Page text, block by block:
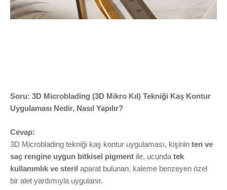
Soru: 3D Microblading (3D Mikro Kıl) Tekniği Kaş Kontur
Uygulaması Nedir, Nasıl Yapılır?
Cevap:
3D Microblading tekniği kaş kontur uygulaması, kişinin ten ve
saç rengine uygun bitkisel pigment ile, ucunda tek
kullanımlık ve steril aparat bulunan, kaleme benzeyen özel
bir alet yardımıyla uygulanır.